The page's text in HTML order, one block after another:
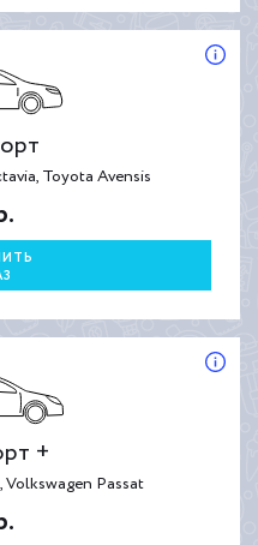
Toyota Avensis
+
Passat